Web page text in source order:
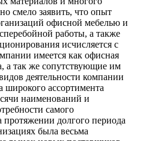
смело заявить, что опыт
офисной мебелью и
работы, а также
исчисляется с
имеется как офисная
а так же сопутствующие им
деятельности компании
ассортимента
наименований и
самого
протяжении долгого периода
была весьма